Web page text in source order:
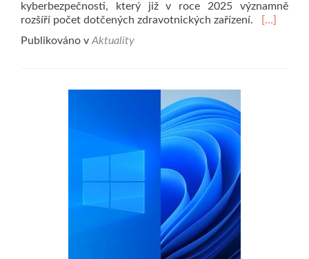
kyberbezpečnosti, který již v roce 2025 významně
rozšíří počet dotčených zdravotnických zařízení.
Read
[…]
Publikováno v Aktuality